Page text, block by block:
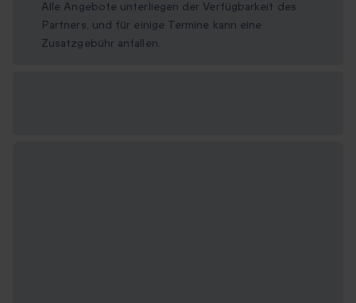
Alle Angebote unterliegen der Verfügbarkeit des
Partners, und für einige Termine kann eine
Zusatzgebühr anfallen.